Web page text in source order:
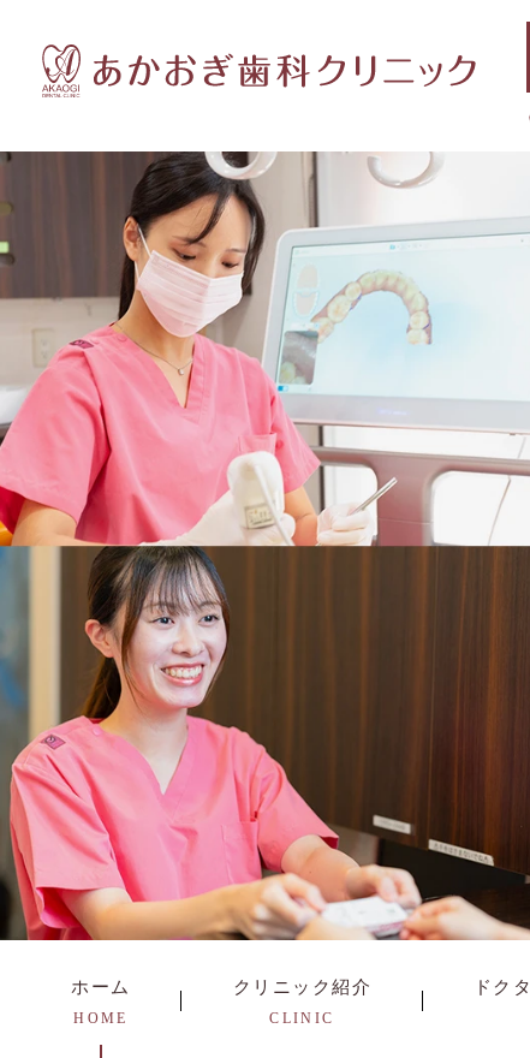
ホーム
HOME
クリニック紹介
CLINIC
ドク